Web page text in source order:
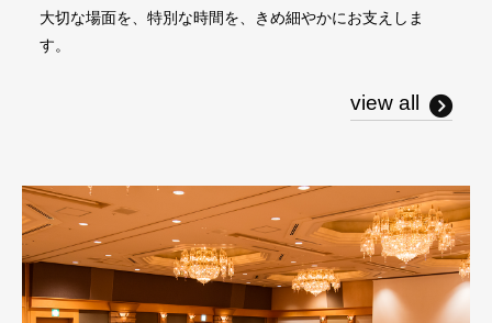
大切な場面を、特別な時間を、きめ細やかにお支えしま
す。
view all